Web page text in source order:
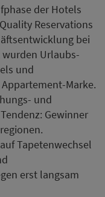
der Hotels
Reservations
bei
Urlaubs-
und
Marke.
und
Gewinner
Tapetenwechsel
erst langsam